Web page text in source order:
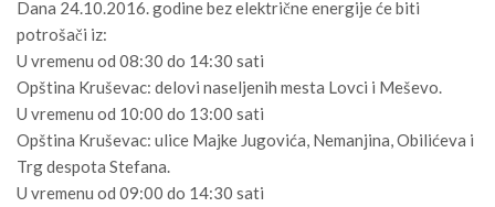
Dana 24.10.2016. godine bez električne energije će biti
potrošači iz:
U vremenu od 08:30 do 14:30 sati
Opština Kruševac: delovi naseljenih mesta Lovci i Meševo.
U vremenu od 10:00 do 13:00 sati
Opština Kruševac: ulice Majke Jugovića, Nemanjina, Obilićeva i
Trg despota Stefana.
U vremenu od 09:00 do 14:30 sati